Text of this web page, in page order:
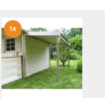
1x